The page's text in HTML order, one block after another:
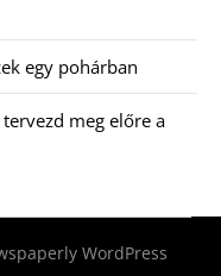
egy pohárban
meg előre a
WordPress